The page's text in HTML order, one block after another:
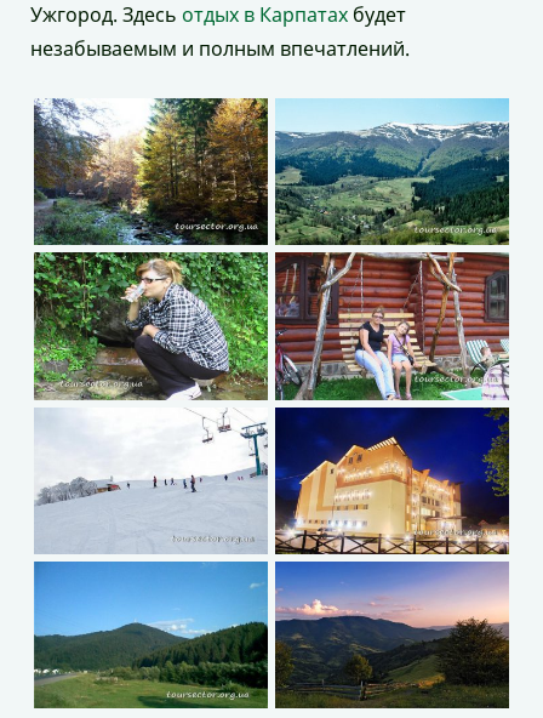
Ужгород. Здесь отдых в Карпатах будет
незабываемым и полным впечатлений.